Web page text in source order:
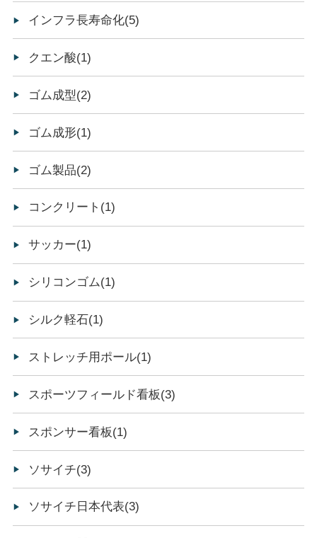
インフラ長寿命化(5)
クエン酸(1)
ゴム成型(2)
ゴム成形(1)
ゴム製品(2)
コンクリート(1)
サッカー(1)
シリコンゴム(1)
シルク軽石(1)
ストレッチ用ポール(1)
スポーツフィールド看板(3)
スポンサー看板(1)
ソサイチ(3)
ソサイチ日本代表(3)